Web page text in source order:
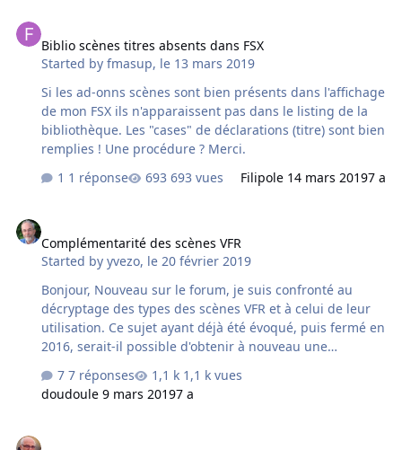
Biblio scènes titres absents dans FSX
Started byfmasup, le 13 mars 2019
Si les ad-onns scènes sont bien présents dans l'affichage
de mon FSX ils n'apparaissent pas dans le listing de la
bibliothèque. Les "cases" de déclarations (titre) sont bien
remplies ! Une procédure ? Merci.
1 réponse
693 vues Filipole 14 mars 20197 a
Complémentarité des scènes VFR
Started byyvezo, le 20 février 2019
Bonjour, Nouveau sur le forum, je suis confronté au
décryptage des types des scènes VFR et à celui de leur
utilisation. Ce sujet ayant déjà été évoqué, puis fermé en
2016, serait-il possible d'obtenir à nouveau une
information basique? J'utilise actuellement le NEXTmesh
France et la scène régionale IDF pour FSX. Soucieux
d'améliorer le rendu sur le sud-ouest parisien, je suis
7 réponses
1,1 k vues
doudoule 9 mars 20197 a